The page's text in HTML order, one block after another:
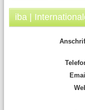
iba |